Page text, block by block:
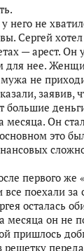
него не
Сергей
— арест.
нее.
не
большие
месяца. Он
это
первого же
поехали за
осталась
месяца он
пришлось